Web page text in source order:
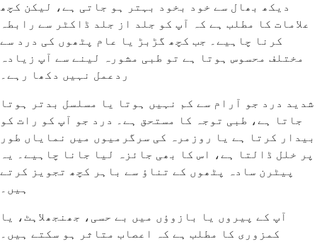
دیکھ بھال سے خود بخود بہتر ہو جاتی ہے، لیکن کچھ
علامات کا مطلب ہے کہ آپ کو جلد از جلد ڈاکٹر سے رابطہ
کرنا چاہیے۔ جب کچھ گڑبڑ یا عام پٹھوں کی درد سے
مختلف محسوس ہوتا ہے تو طبی مشورہ لینے سے آپ زیادہ
ردعمل نہیں دکھا رہے۔
شدید درد جو آرام سے کم نہیں ہوتا یا مسلسل بدتر ہوتا
جاتا ہے، طبی توجہ کا مستحق ہے۔ درد جو آپ کو رات کو
بیدار کرتا ہے یا روزمرہ کی سرگرمیوں میں نمایاں طور
پر خلل ڈالتا ہے، اس کا بھی جائزہ لیا جانا چاہیے۔ یہ
پیٹرن سادہ پٹھوں کے تناؤ سے باہر کچھ تجویز کرتے
ہیں۔
آپ کے پیروں یا بازوؤں میں بے حسی، جھنجھلاہٹ، یا
کمزوری کا مطلب ہے کہ اعصاب متاثر ہو سکتے ہیں۔